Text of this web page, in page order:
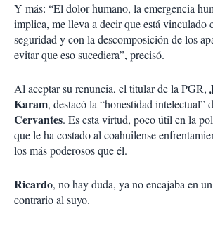
Y más: “El dolor humano, la emergencia
implica, me lleva a decir que está vinculado
seguridad y con la descomposición de los
evitar que eso sucediera”, precisó.
Al aceptar su renuncia, el titular de la PGR,
Karam, destacó la “honestidad intelectual”
Cervantes. Es esta virtud, poco útil en la
que le ha costado al coahuilense
los más poderosos que él.
Ricardo, no hay duda, ya no encajaba en
contrario al suyo.